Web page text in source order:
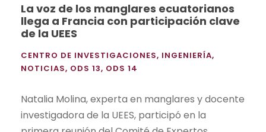
La voz de los manglares ecuatorianos
llega a Francia con participación clave
de la UEES
CENTRO DE INVESTIGACIONES, INGENIERÍA,
NOTICIAS, ODS 13, ODS 14
Natalia Molina, experta en manglares y docente
investigadora de la UEES, participó en la